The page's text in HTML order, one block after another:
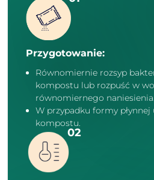
Przygotowanie:
Równomiernie rozsyp
kompostu lub rozpuść w
równomiernego naniesienia.
W przypadku formy płynnej
kompostu.